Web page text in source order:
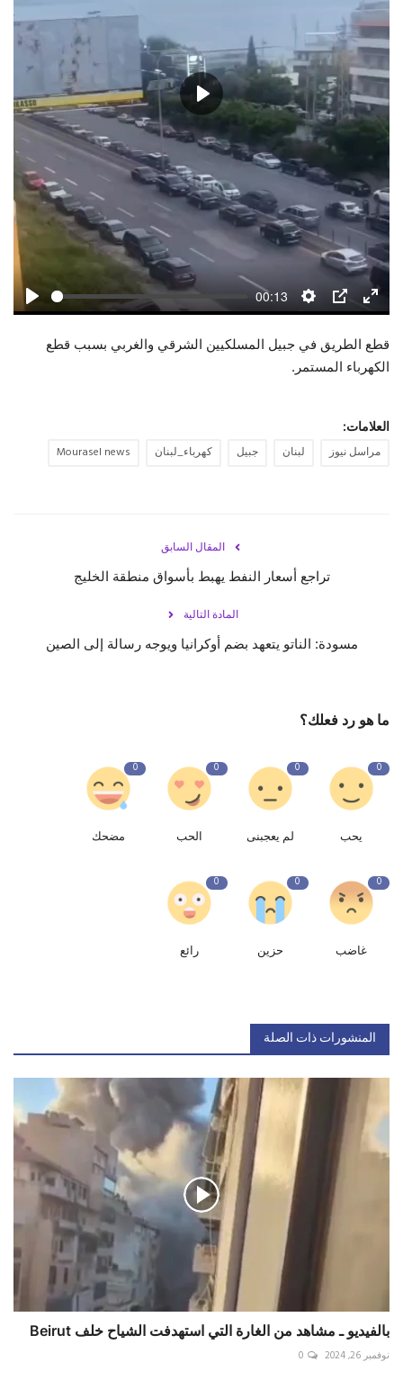
حياة
Play
00:13
Settings
PIP
Enter
Play
قطع الطريق في جبيل المسلكيين الشرقي والغربي بسبب قطع
الكهرباء المستمر.
العلامات:
مراسل نيوز لبنان جبيل كهرباء_لبنان Mourasel news
المقال السابق
تراجع أسعار النفط يهبط بأسواق منطقة الخليج
المادة التالية
مسودة: الناتو يتعهد بضم أوكرانيا ويوجه رسالة إلى الصين
ما هو رد فعلك؟
0
يحب
0
لم يعجبنى
0
الحب
0
مضحك
0
غاضب
0
حزين
0
رائع
المنشورات ذات الصلة
بالفيديو ـ مشاهد من الغارة التي استهدفت الشياح خلف Beirut
نوفمبر 26, 2024 0